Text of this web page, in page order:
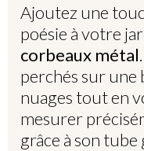
Ajoutez une
poésie à votre
corbeaux métal
perchés sur une
nuages tout en
mesurer
grâce à son